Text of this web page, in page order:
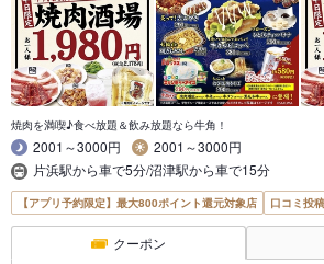
焼肉を満喫♪食べ放題＆飲み放題なら牛角！
2001～3000円
2001～3000円
片浜駅から車で5分/沼津駅から車で15分
【アプリ予約限定】最大800ポイント還元対象店 口コミ投
クーポン